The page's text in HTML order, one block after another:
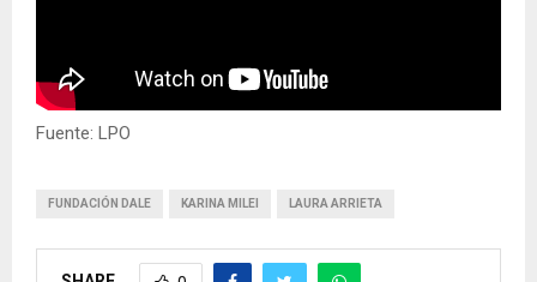
Fuente: LPO
FUNDACIÓN DALE KARINA MILEI LAURA ARRIETA